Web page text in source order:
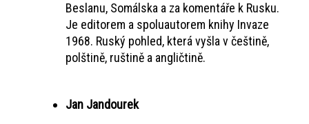
Beslanu, Somálska a za komentáře k Rusku.
Je editorem a spoluautorem knihy Invaze
1968. Ruský pohled, která vyšla v češtině,
polštině, ruštině a angličtině.
Jan Jandourek